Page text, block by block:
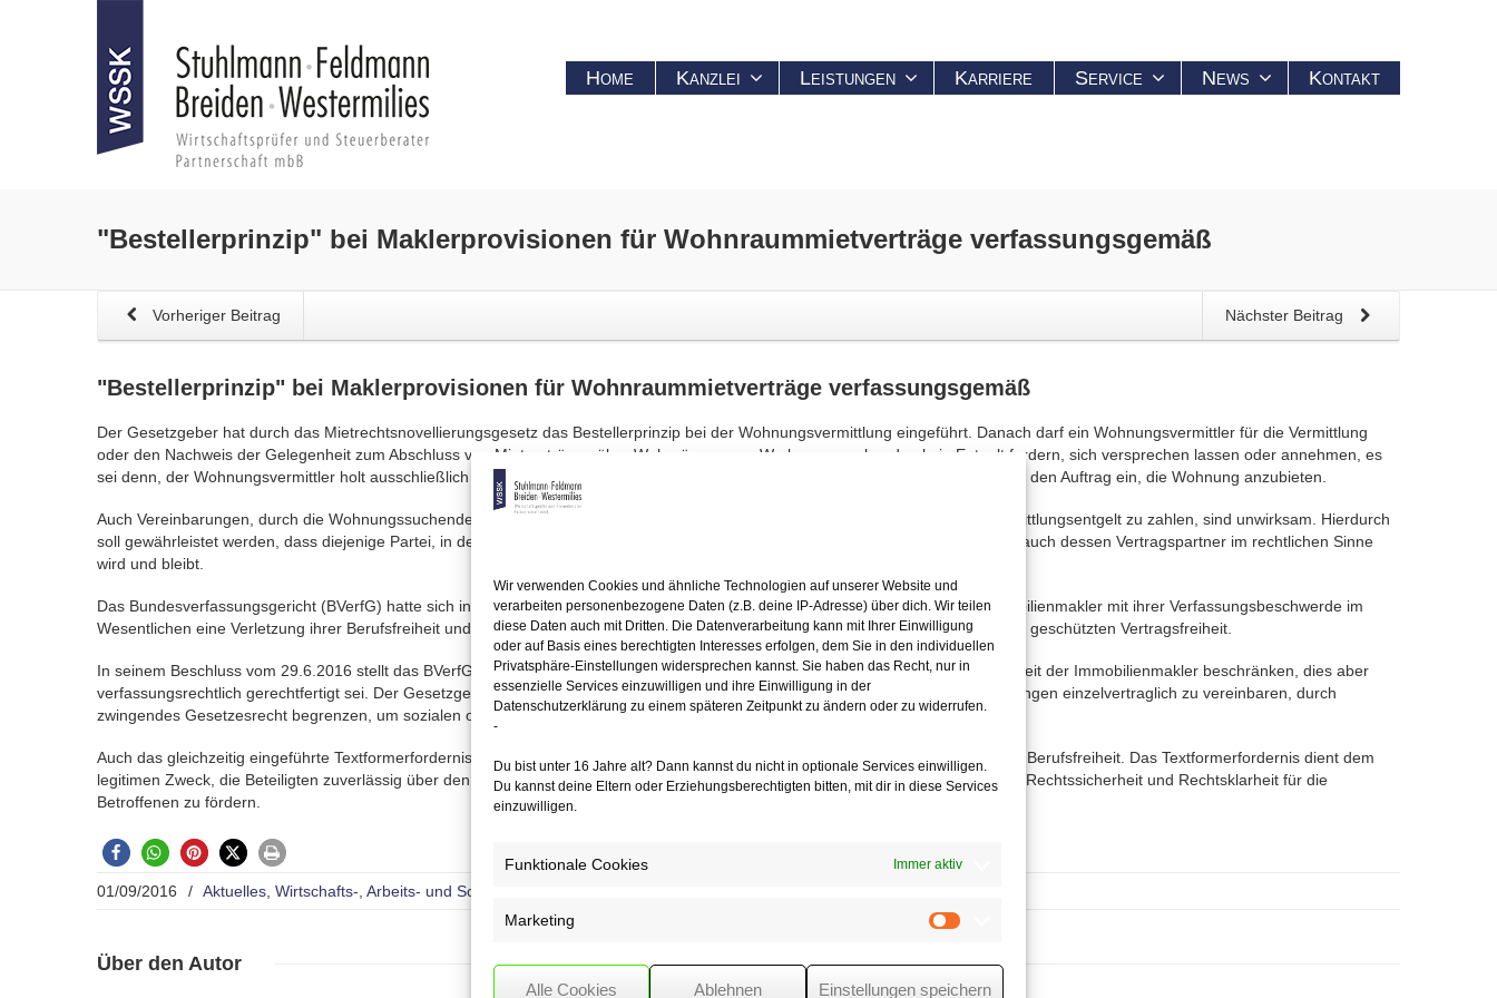
Wir verwenden Cookies und ähnliche Technologien auf unserer Website und
verarbeiten personenbezogene Daten (z.B. deine IP-Adresse) über dich. Wir teilen
diese Daten auch mit Dritten. Die Datenverarbeitung kann mit Ihrer Einwilligung
oder auf Basis eines berechtigten Interesses erfolgen, dem Sie in den individuellen
Privatsphäre-Einstellungen widersprechen kannst. Sie haben das Recht, nur in
essenzielle Services einzuwilligen und ihre Einwilligung in der
Datenschutzerklärung zu einem späteren Zeitpunkt zu ändern oder zu widerrufen.
-
Du bist unter 16 Jahre alt? Dann kannst du nicht in optionale Services einwilligen.
Du kannst deine Eltern oder Erziehungsberechtigten bitten, mit dir in diese Services
einzuwilligen.
Funktionale Cookies Immer aktiv
Marketing
Alle Cookies Ablehnen Einstellungen speichern
Home Kanzlei Leistungen Karriere Service News Kontakt
"Bestellerprinzip" bei Maklerprovisionen für Wohnraummietverträge verfassungsgemäß
Nächster Beitrag
Vorheriger Beitrag
"Bestellerprinzip" bei Maklerprovisionen für Wohnraummietverträge verfassungsgemäß
Der Gesetzgeber hat durch das Mietrechtsnovellierungsgesetz das Bestellerprinzip bei der Wohnungsvermittlung eingeführt. Danach darf ein Wohnungsvermittler für die Vermittlung
oder den Nachweis der Gelegenheit zum Abschluss von Mietverträgen über Wohnräume vom Wo hnungssuchenden kein Entgelt fordern, sich versprechen lassen oder annehmen, es
sei denn, der Wohnungsvermittler holt ausschließlich wegen des Vermittlungsvertrags mit dem Wohnungssuchenden vom Vermieter den Auftrag ein, die Wohnung anzubieten.
Auch Vereinbarungen, durch die Wohnungssuchende verpflichtet werden, ein vom Vermieter oder einem Dritten geschuldetes Vermittlungsentgelt zu zahlen, sind unwirksam. Hierdurch
soll gewährleistet werden, dass diejenige Partei, in deren wirtschaftlichem Interesse der Wohnungsvermittler vorwiegend tätig wird, auch dessen Vertragspartner im rechtlichen Sinne
wird und bleibt.
Das Bundesverfassungsgericht (BVerfG) hatte sich in diesem Zusammenhang mit 2 Beschwerden zu befassen. Darin rügten Immobilienmakler mit ihrer Verfassungsbeschwerde im
Wesentlichen eine Verletzung ihrer Berufsfreiheit und ein Wohnungsmieter rügte die Verletzung seiner durch das Grundgesetz (GG) geschützten Vertragsfreiheit.
In seinem Beschluss vom 29.6.2016 stellt das BVerfG nunmehr hierzu fest, dass die angegriffenen Regelungen zwar die Berufsfreiheit der Immobilienmakler beschränken, dies aber
verfassungsrechtlich gerechtfertigt sei. Der Gesetzgeber darf die durch das GG geschützte Freiheit, ein Entgelt für berufliche Leistungen einzelvertraglich zu vereinbaren, durch
zwingendes Gesetzesrecht begrenzen, um sozialen oder wirtschaftlichen Ungleichgewichten entgegenzuwirken.
Auch das gleichzeitig eingeführte Textformerfordernis für Wohnungsvermittlungsverträge verletzt die Immobilienmakler nicht in ihrer Berufsfreiheit. Das Textformerfordernis dient dem
legitimen Zweck, die Beteiligten zuverlässig über den Inhalt und die rechtlichen Folgen ihrer Erklärungen zu informieren und hiermit Rechtssicherheit und Rechtsklarheit für die
Betroffenen zu fördern.
01/09/2016 / Aktuelles Wirtschafts-, Arbeits- und Sozialrecht
Über den Autor